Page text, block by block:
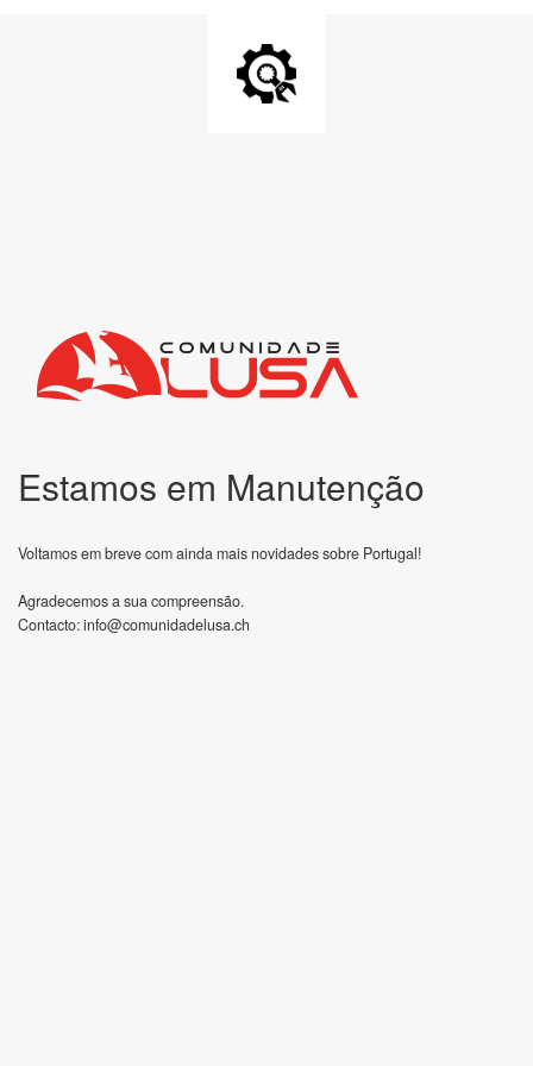
Estamos em Manutenção
Voltamos em breve com ainda mais novidades sobre Portugal!
Agradecemos a sua compreensão.
Contacto:info@comunidadelusa.ch